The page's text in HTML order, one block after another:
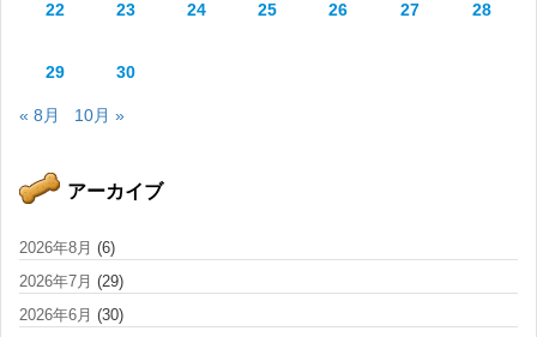
22 23 24 25 26 27 28
29 30
« 8月 10月 »
アーカイブ
2026年8月 (6)
2026年7月 (29)
2026年6月 (30)